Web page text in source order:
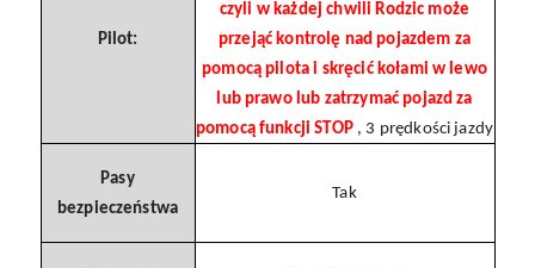
Pilot:
czyli w każdej chwili Rodzic może
przejąć kontrolę nad pojazdem za
pomocą pilota i skręcić kołami w lewo
lub prawo lub zatrzymać pojazd za
pomocą funkcji STOP , 3 prędkości jazdy
Pasy
bezpieczeństwa
Tak